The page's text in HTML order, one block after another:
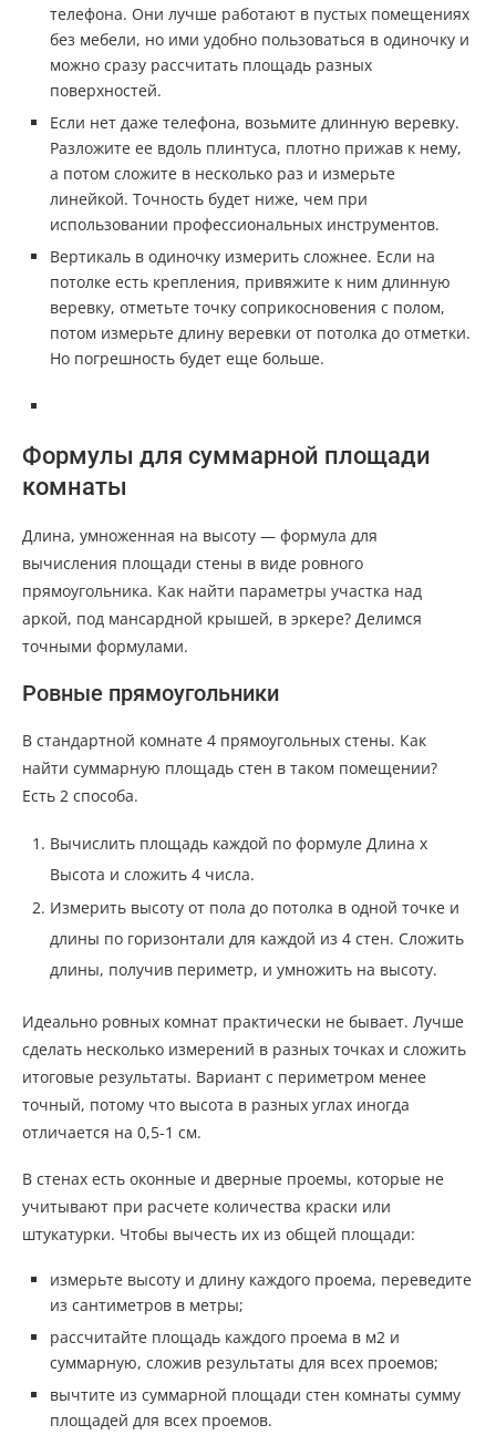
телефона. Они лучше работают в пустых помещениях
без мебели, но ими удобно пользоваться в одиночку и
можно сразу рассчитать площадь разных
поверхностей.
Если нет даже телефона, возьмите длинную веревку.
Разложите ее вдоль плинтуса, плотно прижав к нему,
а потом сложите в несколько раз и измерьте
линейкой. Точность будет ниже, чем при
использовании профессиональных инструментов.
Вертикаль в одиночку измерить сложнее. Если на
потолке есть крепления, привяжите к ним длинную
веревку, отметьте точку соприкосновения с полом,
потом измерьте длину веревки от потолка до отметки.
Но погрешность будет еще больше.
Формулы для суммарной площади
комнаты
Длина, умноженная на высоту — формула для
вычисления площади стены в виде ровного
прямоугольника. Как найти параметры участка над
аркой, под мансардной крышей, в эркере? Делимся
точными формулами.
Ровные прямоугольники
В стандартной комнате 4 прямоугольных стены. Как
найти суммарную площадь стен в таком помещении?
Есть 2 способа.
Вычислить площадь каждой по формуле Длина х
Высота и сложить 4 числа.
Измерить высоту от пола до потолка в одной точке и
длины по горизонтали для каждой из 4 стен. Сложить
длины, получив периметр, и умножить на высоту.
Идеально ровных комнат практически не бывает. Лучше
сделать несколько измерений в разных точках и сложить
итоговые результаты. Вариант с периметром менее
точный, потому что высота в разных углах иногда
отличается на 0,5-1 см.
В стенах есть оконные и дверные проемы, которые не
учитывают при расчете количества краски или
штукатурки. Чтобы вычесть их из общей площади:
измерьте высоту и длину каждого проема, переведите
из сантиметров в метры;
рассчитайте площадь каждого проема в м2 и
суммарную, сложив результаты для всех проемов;
вычтите из суммарной площади стен комнаты сумму
площадей для всех проемов.